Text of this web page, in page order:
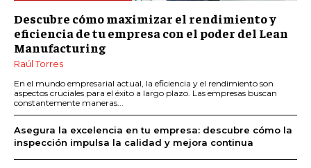
Descubre cómo maximizar el rendimiento y
eficiencia de tu empresa con el poder del Lean
Manufacturing
Raúl Torres
En el mundo empresarial actual, la eficiencia y el rendimiento son
aspectos cruciales para el éxito a largo plazo. Las empresas buscan
constantemente maneras...
Asegura la excelencia en tu empresa: descubre cómo la
inspección impulsa la calidad y mejora continua